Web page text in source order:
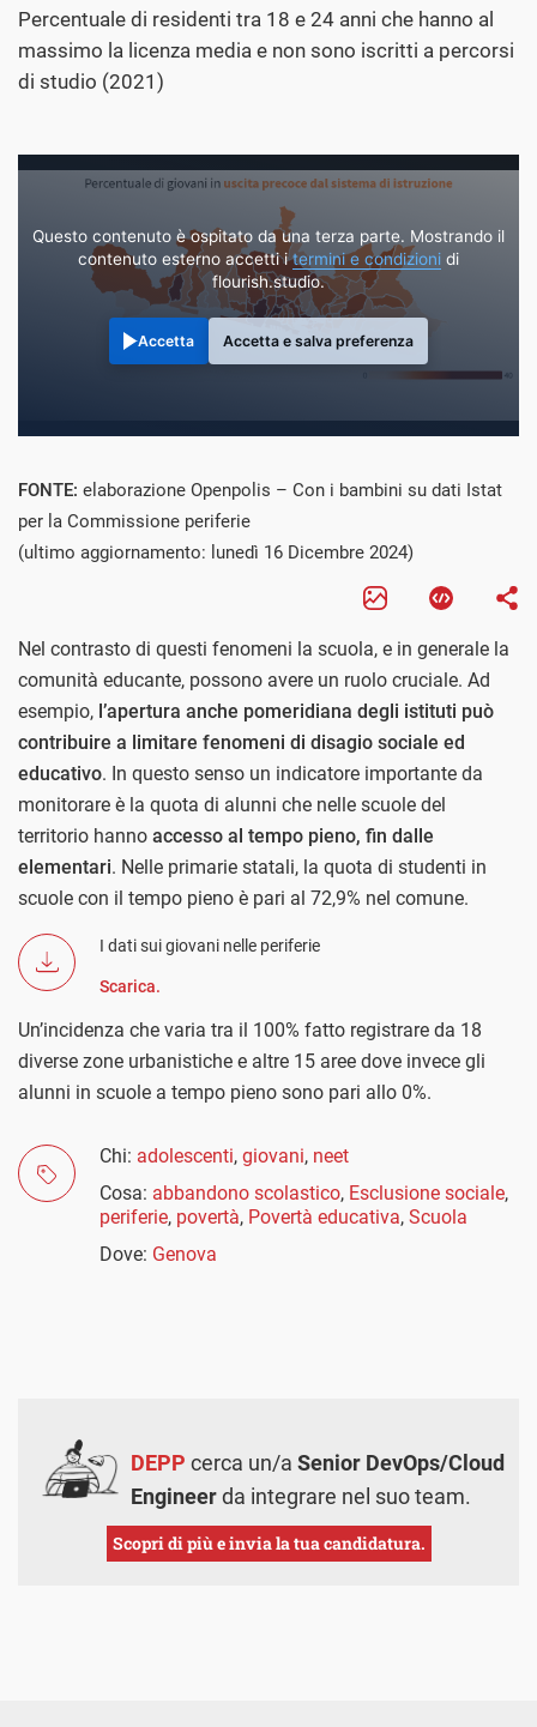
Percentuale di residenti tra 18 e 24 anni che hanno al
massimo la licenza media e non sono iscritti a percorsi
di studio (2021)
Questo contenuto è ospitato da una terza parte. Mostrando il
contenuto esterno accetti itermini e condizioni di
flourish.studio.
Accetta Accetta e salva preferenza
FONTE: elaborazione Openpolis – Con i bambini su dati Istat
per la Commissione periferie
(ultimo aggiornamento: lunedì 16 Dicembre 2024)
Nel contrasto di questi fenomeni la scuola, e in generale la
comunità educante, possono avere un ruolo cruciale. Ad
esempio, l’apertura anche pomeridiana degli istituti può
contribuire a limitare fenomeni di disagio sociale ed
educativo. In questo senso un indicatore importante da
monitorare è la quota di alunni che nelle scuole del
territorio hanno accesso al tempo pieno, fin dalle
elementari. Nelle primarie statali, la quota di studenti in
scuole con il tempo pieno è pari al 72,9% nel comune.
I dati sui giovani nelle periferie
Scarica.
Un’incidenza che varia tra il 100% fatto registrare da 18
diverse zone urbanistiche e altre 15 aree dove invece gli
alunni in scuole a tempo pieno sono pari allo 0%.
Chi: adolescenti, giovani, neet
Cosa: abbandono scolastico, Esclusione sociale,
periferie, povertà, Povertà educativa, Scuola
Dove: Genova
DEPP cerca un/a Senior DevOps/Cloud
Engineerda integrare nel suo team.
Scopri di più e invia la tua candidatura.